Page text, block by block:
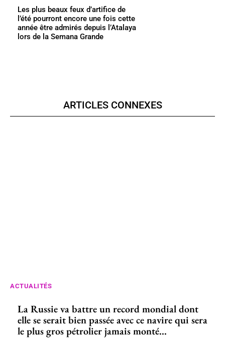
Les plus beaux feux d’artifice de
l’été pourront encore une fois cette
année être admirés depuis l’Atalaya
lors de la Semana Grande
ARTICLES CONNEXES
ACTUALITÉS
La Russie va battre un record mondial dont
elle se serait bien passée avec ce navire qui sera
le plus gros pétrolier jamais monté...